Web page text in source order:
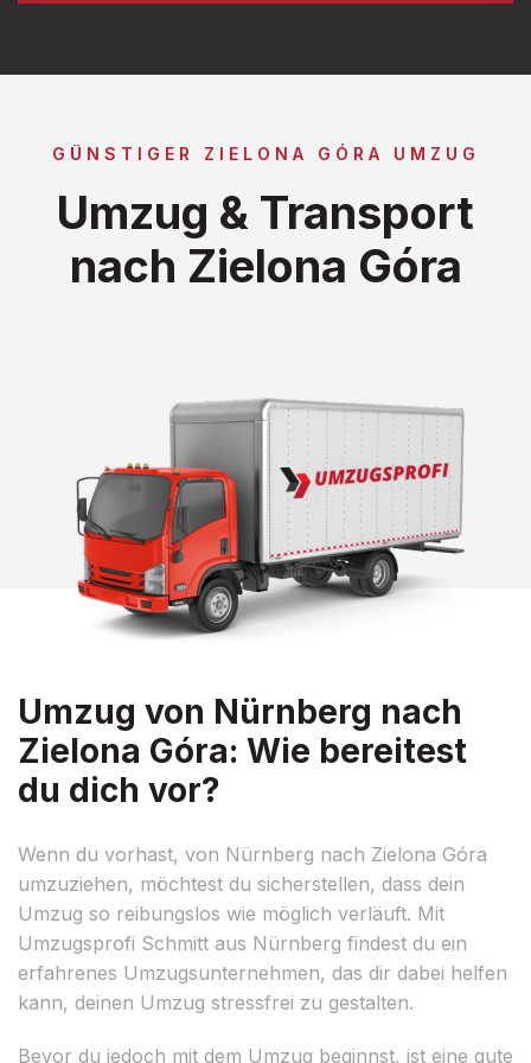
GÜNSTIGER ZIELONA GÓRA UMZUG
Umzug & Transport
nach Zielona Góra
Umzug von Nürnberg nach
Zielona Góra: Wie bereitest
du dich vor?
Wenn du vorhast, von Nürnberg nach Zielona Góra
umzuziehen, möchtest du sicherstellen, dass dein
Umzug so reibungslos wie möglich verläuft. Mit
Umzugsprofi Schmitt aus Nürnberg findest du ein
erfahrenes Umzugsunternehmen, das dir dabei helfen
kann, deinen Umzug stressfrei zu gestalten.
Bevor du jedoch mit dem Umzug beginnst, ist eine gute